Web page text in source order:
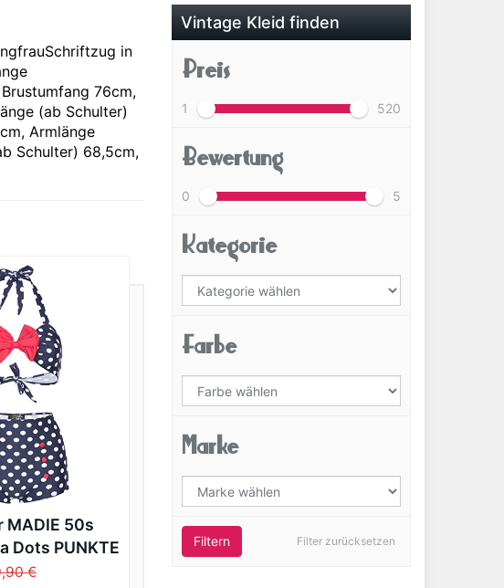
in
76cm,
(ab Schulter)
Armlänge
Schulter) 68,5cm,
MADIE 50s
Dots PUNKTE
Set
€
Vintage Kleid finden
Preis
1 520
Bewertung
0 5
Kategorie
Farbe
Marke
Filter zurücksetzen
Filtern